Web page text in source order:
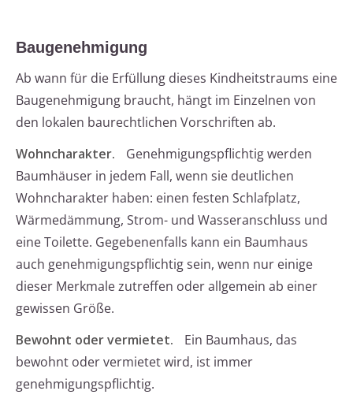
Baugenehmigung
Ab wann für die Erfüllung dieses Kindheitstraums eine
Baugenehmigung braucht, hängt im Einzelnen von
den lokalen baurechtlichen Vorschriften ab.
Wohncharakter.
Genehmigungspflichtig werden
Baumhäuser in jedem Fall, wenn sie deutlichen
Wohncharakter haben: einen festen Schlafplatz,
Wärmedämmung, Strom- und Wasseranschluss und
eine Toilette. Gegebenenfalls kann ein Baumhaus
auch genehmigungspflichtig sein, wenn nur einige
dieser Merkmale zutreffen oder allgemein ab einer
gewissen Größe.
Bewohnt oder vermietet.
Ein Baumhaus, das
bewohnt oder vermietet wird, ist immer
genehmigungspflichtig.